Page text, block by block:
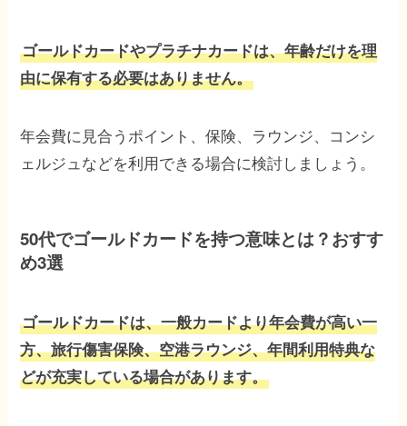
ゴールドカードやプラチナカードは、年齢だけを理
由に保有する必要はありません。
年会費に見合うポイント、保険、ラウンジ、コンシ
ェルジュなどを利用できる場合に検討しましょう。
50代でゴールドカードを持つ意味とは？おすす
め3選
ゴールドカードは、一般カードより年会費が高い一
方、旅行傷害保険、空港ラウンジ、年間利用特典な
どが充実している場合があります。